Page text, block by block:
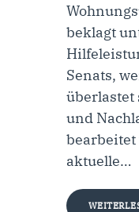
beklagt
Senats,
überlastet
und
aktuelle…